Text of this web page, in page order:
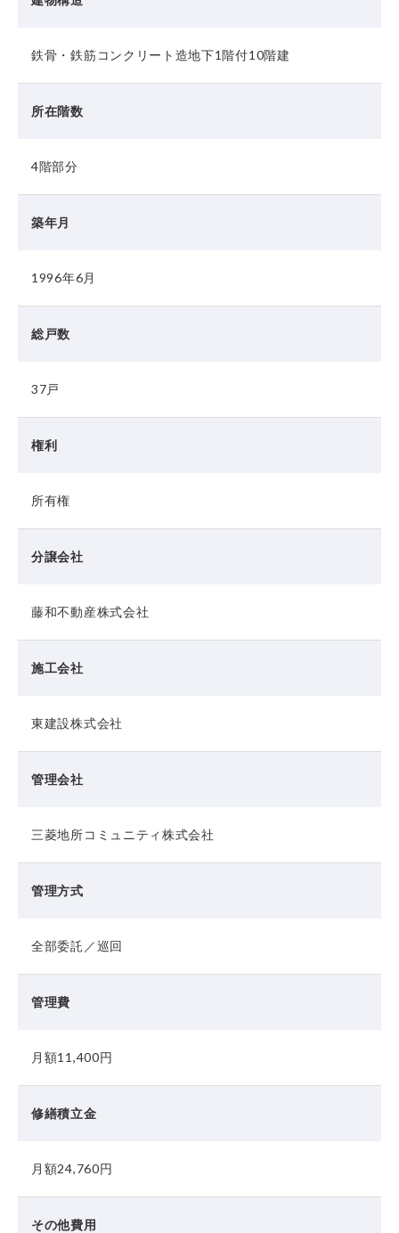
鉄骨・鉄筋コンクリート造地下1階付10階建
所在階数
4階部分
築年月
1996年6月
総戸数
37戸
権利
所有権
分譲会社
藤和不動産株式会社
施工会社
東建設株式会社
管理会社
三菱地所コミュニティ株式会社
管理方式
全部委託／巡回
管理費
月額11,400円
修繕積立金
月額24,760円
その他費用